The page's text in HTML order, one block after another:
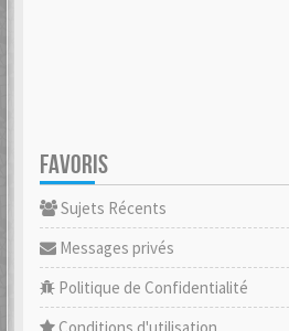
FAVORIS
Sujets Récents
Messages privés
Politique de Confidentialité